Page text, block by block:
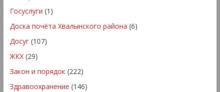
Госуслуги (1)
Доска почёта Хвалынского района (6)
Досуг(107)
ЖКХ(29)
Закон и порядок(222)
Здравоохранение (146)